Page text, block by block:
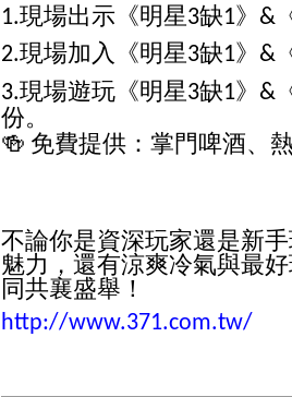
1.現場出示《明星3缺1》 &
2.現場加入《明星3缺1》 &
3.現場遊玩《明星3缺1》 &
份。
🍻 免費提供：掌門啤酒、
不論你是資深玩家還是新
魅力，還有涼爽冷氣與最
同共襄盛舉！
http://www.371.com.tw/